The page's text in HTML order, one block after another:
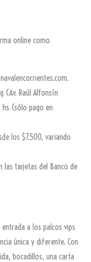
online como
(Av. Raúl Alfonsín
hs (sólo pago en
los $7.500, variando
las tarjetas del Banco de
a los palcos vips
única y diferente. Con
bocadillos, una carta